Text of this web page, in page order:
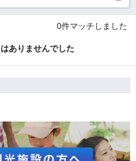
0件マッチしました
ありませんでした